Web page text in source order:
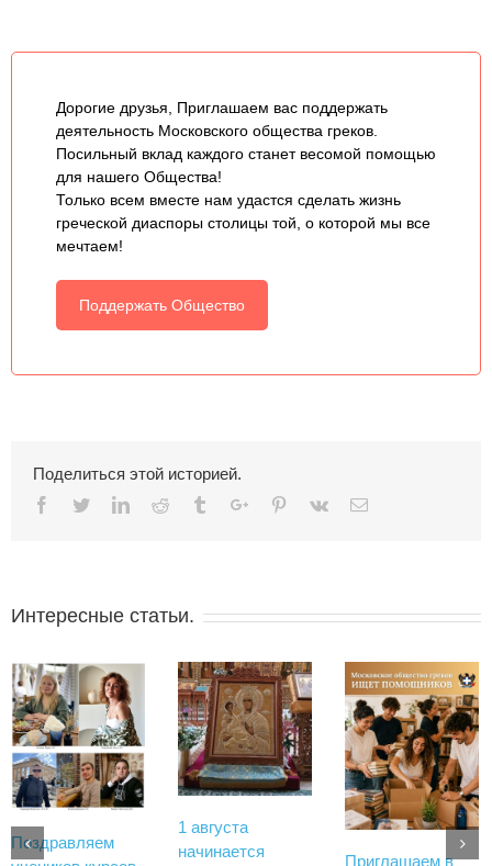
Дорогие друзья, Приглашаем вас поддержать
деятельность Московского общества греков.
Посильный вклад каждого станет весомой помощью
для нашего Общества!
Только всем вместе нам удастся сделать жизнь
греческой диаспоры столицы той, о которой мы все
мечтаем!
Поддержать Общество
Поделиться этой историей.
Facebook
TwitterLinkedinReddit TumblrGoogle+Pinterest
Vk Email
Интересные статьи.
Поздравляем
1 августа
начинается
Приглашаем в